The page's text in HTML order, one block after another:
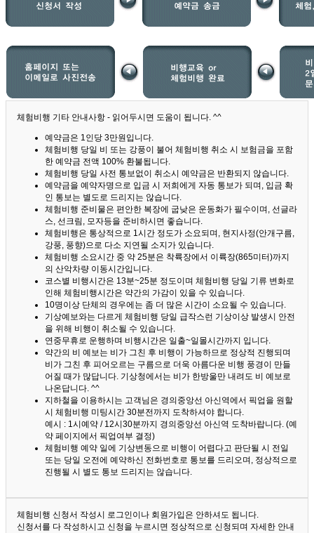
체험비행 기타 안내사항 - 읽어두시면 도움이 됩니다. ^^
예약금은 1인당 3만원입니다.
체험비행 당일 비 또는 강풍이 불어 체험비행 취소 시 보험금을 포함
한 예약금 전액 100% 환불됩니다.
체험비행 당일 사전 통보없이 취소시 예약금은 반환되지 않습니다.
예약금을 예약자명으로 입금 시 저희에게 자동 통보가 되며, 입금 확
인 통보는 별도로 드리지는 않습니다.
체험비행 준비물은 편안한 복장에 굽낮은 운동화가 필수이며, 선글라
스, 선크림, 모자등을 준비하시면 좋습니다.
체험비행은 통상적으로 1시간 정도가 소요되며, 현지사정(안개구름,
강풍, 풍향)으로 다소 지연될 소지가 있습니다.
체험비행 소요시간 중 약 25분은 착륙장에서 이륙장(865미터)까지
의 산악차량 이동시간입니다.
코스별 비행시간은 13분~25분 정도이며 체험비행 당일 기류 변화로
인해 체험비행시간은 약간의 가감이 있을 수 있습니다.
10명이상 단체의 경우에는 좀 더 많은 시간이 소요될 수 있습니다.
기상예보와는 다르게 체험비행 당일 급작스런 기상이상 발생시 안전
을 위해 비행이 취소될 수 있습니다.
연중무휴로 운행하며 비행시간은 일출~일몰시간까지 입니다.
약간의 비 예보는 비가 그친 후 비행이 가능하므로 정상적 진행되며
비가 그친 후 피어오르는 구름으로 더욱 아름다운 비행 풍경이 만들
어질 때가 많답니다. 기상청에서는 비가 한방울만 내려도 비 예보로
나온답니다. ^^
지하철을 이용하시는 고객님은 경의중앙선 아신역에서 픽업을 원할
시 체험비행 미팅시간 30분전까지 도착하셔야 합니다.
예시 : 1시예약 / 12시30분까지 경의중앙선 아신역 도착바랍니다. (예
약 페이지에서 픽업여부 결정)
체험비행 예약 일에 기상변동으로 비행이 어렵다고 판단될 시 전일
또는 당일 오전에 예약하신 전화번호로 통보를 드리오며, 정상적으로
진행될 시 별도 통보 드리지는 않습니다.
체험비행 신청서 작성시 로그인이나 회원가입은 안하셔도 됩니다.
신청서를 다 작성하시고 신청을 누르시면 정상적으로 신청되며 자세한 안내